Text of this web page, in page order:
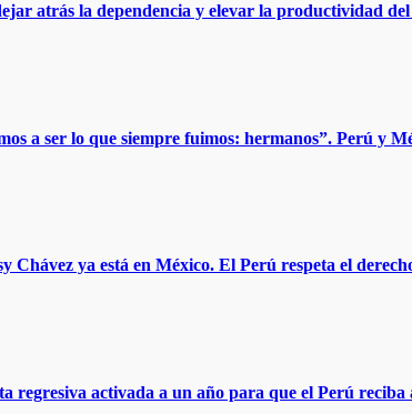
atrás la dependencia y elevar la productividad
a ser lo que siempre fuimos: hermanos”. Perú y
ya está en México. El Perú respeta el
regresiva activada a un año para que el Perú